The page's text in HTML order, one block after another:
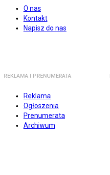
O nas
Kontakt
Napisz do nas
REKLAMA I PRENUMERATA
Reklama
Ogłoszenia
Prenumerata
Archiwum